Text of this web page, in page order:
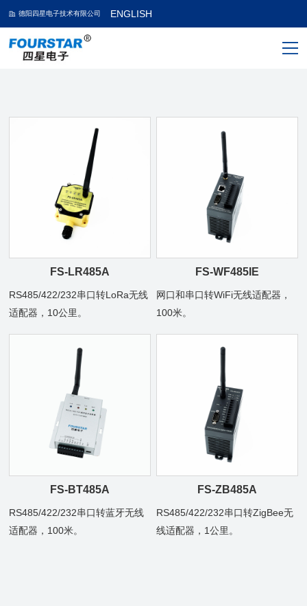
德阳四星电子技术有限公司 ENGLISH
FS-LR485A
RS485/422/232串口转LoRa无线
适配器，10公里。
FS-WF485IE
网口和串口转WiFi无线适配器，
100米。
FS-BT485A
RS485/422/232串口转蓝牙无线
适配器，100米。
FS-ZB485A
RS485/422/232串口转ZigBee无
线适配器，1公里。